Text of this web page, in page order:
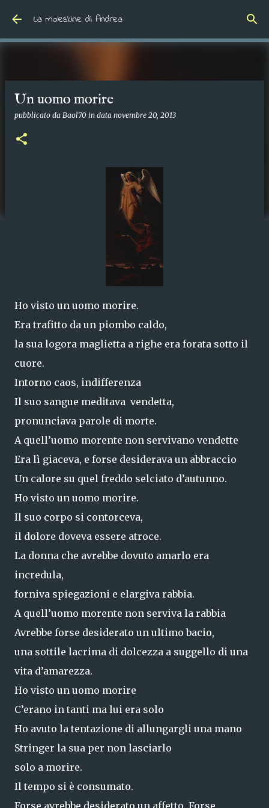
Passa ai contenuti principali
La moleskine di Andrea
Un uomo morire
pubblicato da Baol70 in data novembre 20, 2013
Ho visto un uomo morire.
Era trafitto da un piombo caldo,
la sua logora maglietta a righe era forata sotto il
cuore.
Intorno caos, indifferenza
Il suo sangue meditava vendetta,
pronunciava parole di morte.
A quell’uomo morente non servivano vendette
Era lì giaceva, e forse desiderava un abbraccio
Un calore su quel freddo selciato d’autunno.
Ho visto un uomo morire.
Il suo corpo si contorceva,
il dolore doveva essere atroce.
La donna che avrebbe dovuto amarlo era
incredula,
forniva spiegazioni e elargiva rabbia.
A quell’uomo morente non serviva la rabbia
Avrebbe forse desiderato un ultimo bacio,
una sottile lacrima di dolcezza a suggello di una
vita d’amarezza.
Ho visto un uomo morire
C’erano in tanti ma lui era solo
Ho avuto la tentazione di allungargli una mano
Stringer la sua per non lasciarlo
solo a morire.
Il tempo si è consumato.
Forse avrebbe desiderato un affetto. Forse